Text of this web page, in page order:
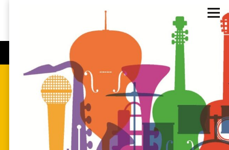
accesso alla biglietteria
AGOSTO, 2026
NESSUN EVENTO